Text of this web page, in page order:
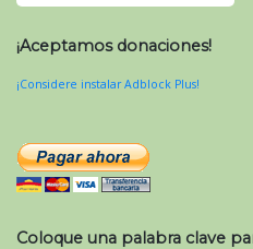
¡Aceptamos donaciones!
¡Considere instalar Adblock Plus!
Coloque una palabra clave